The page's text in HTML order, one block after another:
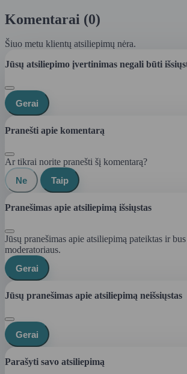
Komentarai (0)
Šiuo metu klientų atsiliepimų nėra.
Jūsų atsiliepimo įvertinimas negali būti
Gerai
Pranešti apie komentarą
Ar tikrai norite pranešti šį komentarą?
Ne
Taip
Pranešimas apie atsiliepimą išsiųstas
Jūsų pranešimas apie atsiliepimą pateiktas ir
moderatoriaus.
Gerai
Jūsų pranešimas apie atsiliepimą neišsiųstas
Gerai
Parašyti savo atsiliepimą